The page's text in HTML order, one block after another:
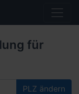
für
PLZ ändern